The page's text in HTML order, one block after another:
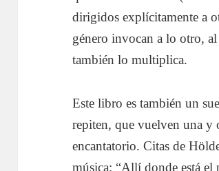
dirigidos explícitamente a
género invocan a lo otro,
también lo multiplica.
Este libro es también un
repiten, que vuelven una y
encantatorio. Citas de
música: “Allí donde está el